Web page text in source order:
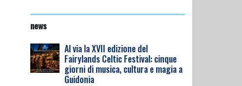
news
Al via la XVII edizione del
Fairylands Celtic Festival: cinque
giorni di musica, cultura e magia a
Guidonia